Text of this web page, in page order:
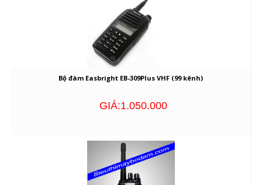
Bộ đàm Easbright EB-309Plus VHF (99 kênh)
GIÁ:1.050.000